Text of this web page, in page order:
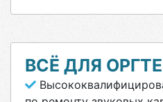
ВСЁ ДЛЯ